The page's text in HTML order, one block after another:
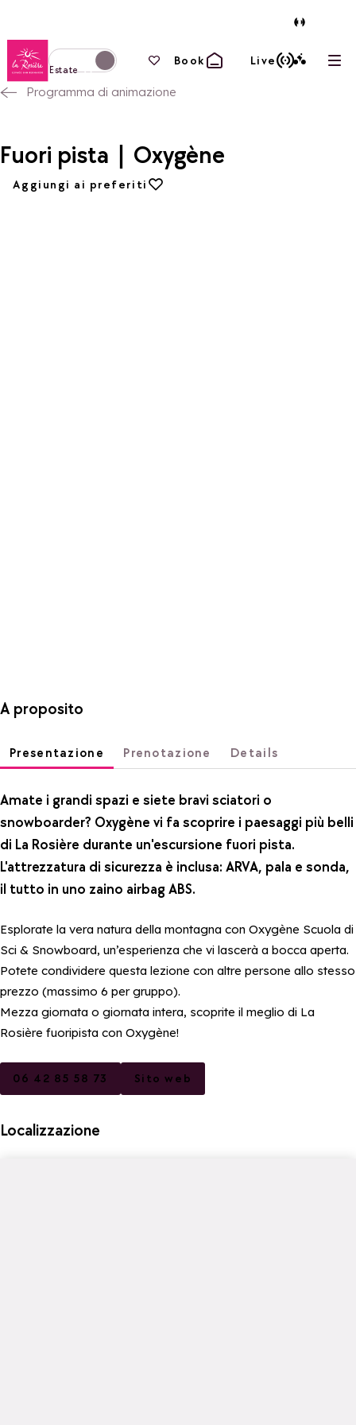
Torna alla home page
Passa alla modalità invernale
Estate
I tuoi preferiti
Book Live
Programma di animazione
Fuori pista | Oxygène
Aggiungi ai preferiti
Aggiungi ai preferiti
A proposito
Presentazione Prenotazione Details
Amate i grandi spazi e siete bravi sciatori o
snowboarder? Oxygène vi fa scoprire i paesaggi più belli
di La Rosière durante un'escursione fuori pista.
L'attrezzatura di sicurezza è inclusa: ARVA, pala e sonda,
il tutto in uno zaino airbag ABS.
Esplorate la vera natura della montagna con Oxygène Scuola di
Sci & Snowboard, un’esperienza che vi lascerà a bocca aperta.
Potete condividere questa lezione con altre persone allo stesso
prezzo (massimo 6 per gruppo).
Mezza giornata o giornata intera, scoprite il meglio di La
Rosière fuoripista con Oxygène!
06 42 85 58 73 Sito web
Localizzazione